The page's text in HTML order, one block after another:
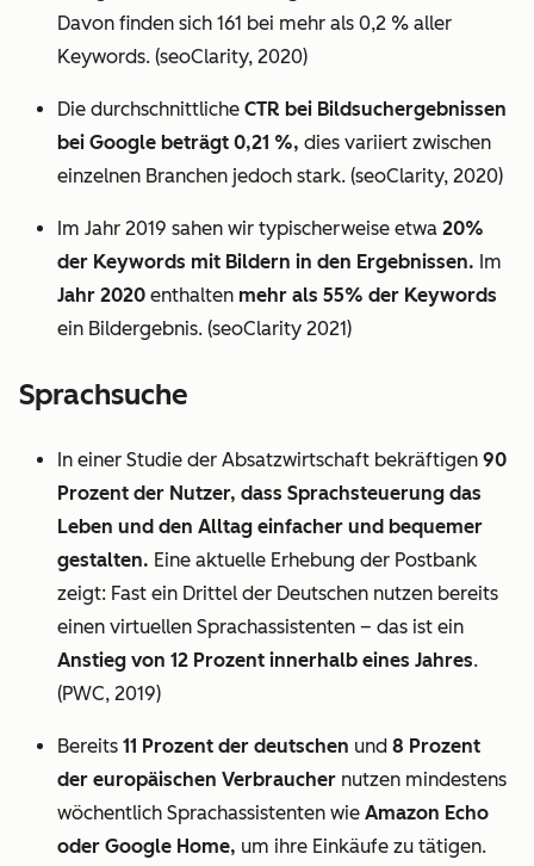
Davon finden sich 161 bei mehr als 0,2 % aller
Keywords. (seoClarity, 2020)
Die durchschnittliche CTR bei Bildsuchergebnissen
bei Google beträgt 0,21 %, dies variiert zwischen
einzelnen Branchen jedoch stark. (seoClarity, 2020)
Im Jahr 2019 sahen wir typischerweise etwa 20%
der Keywords mit Bildern in den Ergebnissen. Im
Jahr 2020 enthalten mehr als 55% der Keywords
ein Bildergebnis. (seoClarity 2021)
Sprachsuche
In einer Studie der Absatzwirtschaft bekräftigen 90
Prozent der Nutzer, dass Sprachsteuerung das
Leben und den Alltag einfacher und bequemer
gestalten. Eine aktuelle Erhebung der Postbank
zeigt: Fast ein Drittel der Deutschen nutzen bereits
einen virtuellen Sprachassistenten – das ist ein
Anstieg von 12 Prozent innerhalb eines Jahres.
(PWC, 2019)
Bereits 11 Prozent der deutschen und 8 Prozent
der europäischen Verbraucher nutzen mindestens
wöchentlich Sprachassistenten wie Amazon Echo
oder Google Home, um ihre Einkäufe zu tätigen.